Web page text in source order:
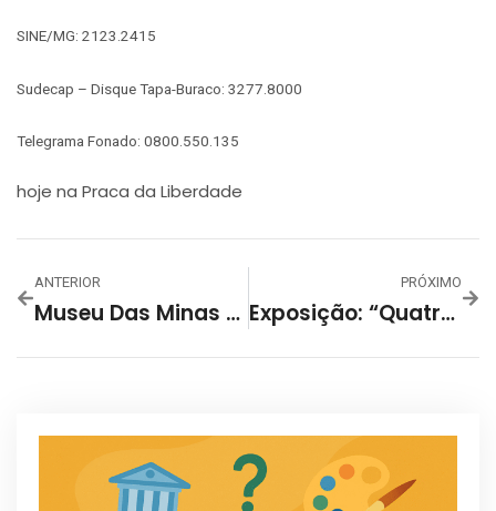
SINE/MG: 2123.2415
Sudecap – Disque Tapa-Buraco: 3277.8000
Telegrama Fonado: 0800.550.135
hoje na Praca da Liberdade
ANTERIOR
Museu Das Minas E Do Metal (MM Gerdau)
PRÓXIMO
Exposição: “Quatro Convites A Um Levante” – Alex Frechette